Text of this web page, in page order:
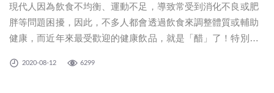
現代人因為飲食不均衡、運動不足，導致常受到消化不良或肥
胖等問題困擾，因此，不多人都會透過飲食來調整體質或輔助
健康，而近年來最受歡迎的健康飲品，就是「醋」了！特別在
味蕾的滿足，也能解身體的渴。
2020-08-12 6299